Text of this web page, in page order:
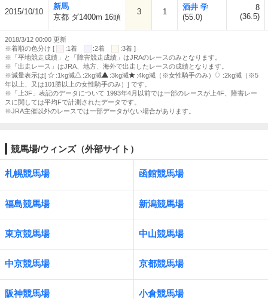
2015/10/10
新馬
京都 ダ1400m 16頭
3 1
酒井 学
(55.0)
8
(36.5)
2018/3/12 00:00 更新
※着順の色分け [
:1着 :2着
:3着 ]
※「平地競走成績」と「障害競走成績」はJRAのレースのみとなります。
※「出走レース」はJRA、地方、海外で出走したレースの成績となります。
※減量表示は[
:1kg減 :2kg減 :3kg減 :4kg減（※女性騎手のみ）
:2kg減（※5
年以上、又は101勝以上の女性騎手のみ）] です。
※「上3F」表記のデータについて 1993年4月以前では一部のレースが上4F、障害レー
スに関しては平均Fで計測されたデータです。
※JRA主催以外のレースでは一部データがない場合があります。
競馬場/ウィンズ（外部サイト）
札幌競馬場 函館競馬場
福島競馬場 新潟競馬場
東京競馬場 中山競馬場
中京競馬場 京都競馬場
阪神競馬場 小倉競馬場